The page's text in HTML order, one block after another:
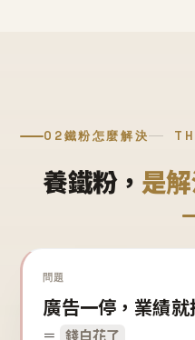
02鐵粉怎麼解決
養鐵粉， 是
問題
廣告一停，業績就
＝ 錢白花了